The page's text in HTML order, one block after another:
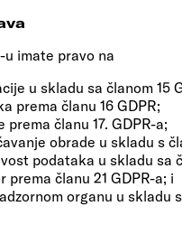
u imate pravo na
u skladu sa članom 15
prema članu 16 GDPR;
prema članu 17. GDPR-a;
obrade u skladu s
podataka u skladu sa
prema članu 21 GDPR-a; i
organu u skladu